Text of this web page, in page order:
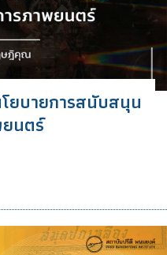
ยบายการสนับสนุน
นตร์